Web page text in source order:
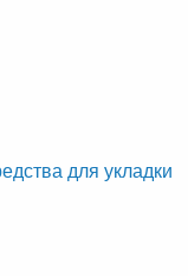
для укладки